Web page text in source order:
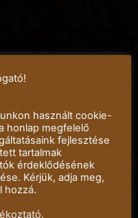
használt cookie-
honlap megfelelő
fejlesztése
tartalmak
érdeklődésének
Kérjük, adja meg,
hozzá.